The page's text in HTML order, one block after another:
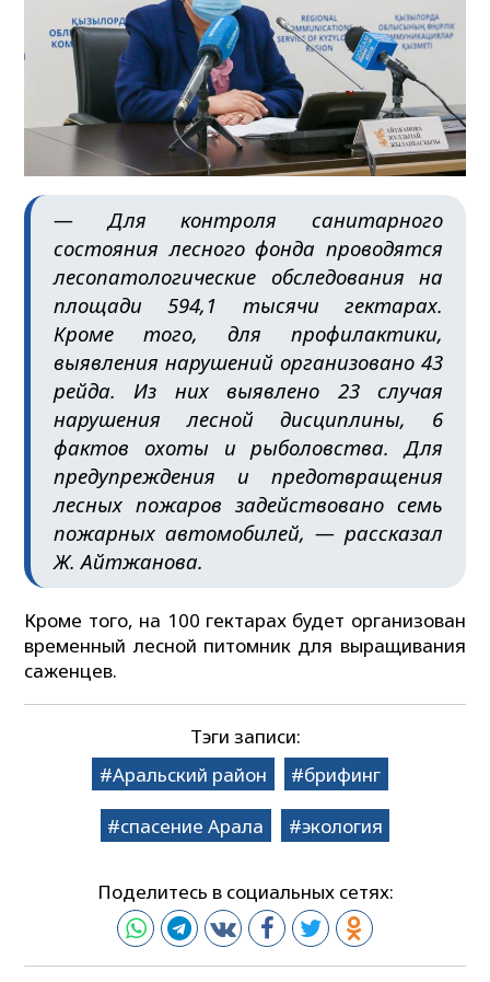
— Для контроля санитарного
состояния лесного фонда проводятся
лесопатологические обследования на
площади 594,1 тысячи гектарах.
Кроме того, для профилактики,
выявления нарушений организовано 43
рейда. Из них выявлено 23 случая
нарушения лесной дисциплины, 6
фактов охоты и рыболовства. Для
предупреждения и предотвращения
лесных пожаров задействовано семь
пожарных автомобилей, — рассказал
Ж. Айтжанова.
Кроме того, на 100 гектарах будет организован
временный лесной питомник для выращивания
саженцев.
Тэги записи:
Аральский район
брифинг
спасение Арала экология
Поделитесь в социальных сетях: